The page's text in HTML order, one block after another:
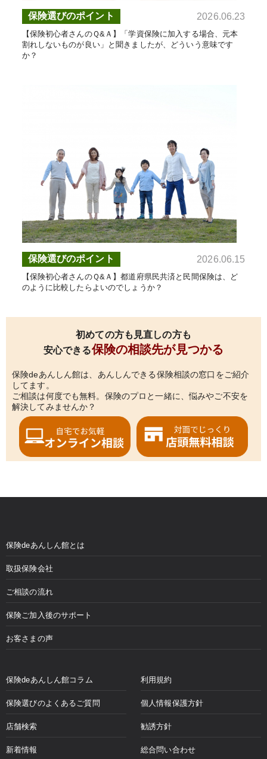
保険選びのポイント 2026.06.23
【保険初心者さんのＱ&Ａ】「学資保険に加入する場合、元本
割れしないものが良い」と聞きましたが、どういう意味です
か？
保険選びのポイント 2026.06.15
【保険初心者さんのＱ&Ａ】都道府県民共済と民間保険は、ど
のように比較したらよいのでしょうか？
初めての方も見直しの方も
安心できる保険の相談先が見つかる
保険deあんしん館は、あんしんできる保険相談の窓口をご紹介
してます。
ご相談は何度でも無料。保険のプロと一緒に、悩みやご不安を
解決してみませんか？
保険deあんしん館とは
取扱保険会社
ご相談の流れ
保険ご加入後のサポート
お客さまの声
保険deあんしん館コラム
保険選びのよくあるご質問
店舗検索
新着情報
利用規約
個人情報保護方針
勧誘方針
総合問い合わせ